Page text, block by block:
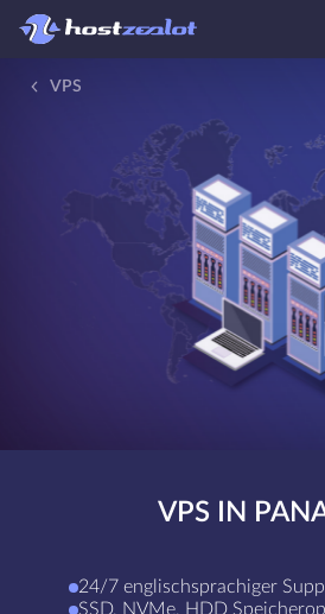
VPS
VPS IN
24/7 englischsprachiger
SSD, NVMe, HDD